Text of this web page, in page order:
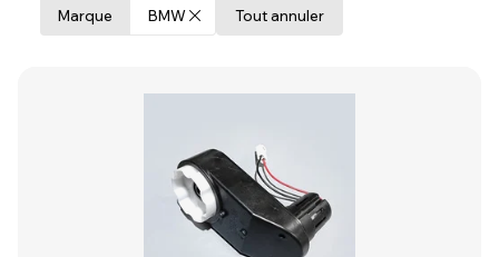
Tout annuler
Marque BMW